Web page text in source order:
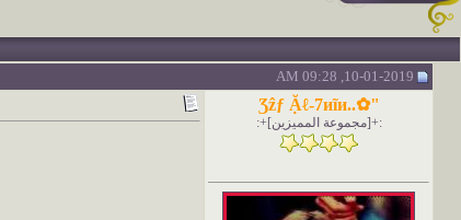
"✿..Ʒẑƒ Ặℓ-7иĩи
:+[مجموعة المميزين]+: